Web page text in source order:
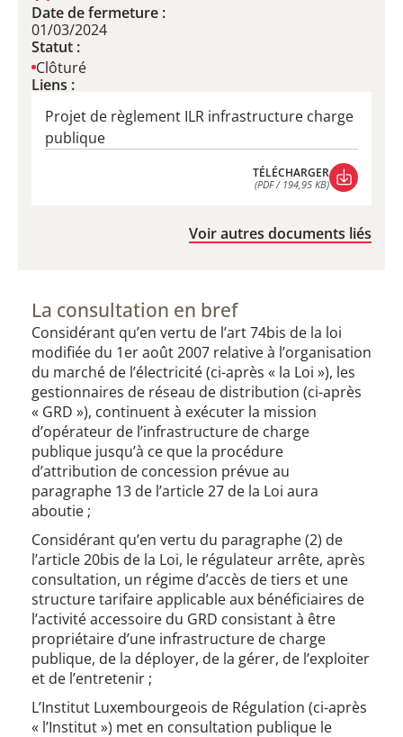
Date de fermeture :
01/03/2024
Statut :
Clôturé
Liens :
Projet de règlement ILR infrastructure charge
publique
TÉLÉCHARGER
(PDF / 194,95 KB)
Voir autres documents liés
La consultation en bref
Considérant qu’en vertu de l’art 74bis de la loi
modifiée du 1er août 2007 relative à l’organisation
du marché de l’électricité (ci-après « la Loi »), les
gestionnaires de réseau de distribution (ci-après
« GRD »), continuent à exécuter la mission
d’opérateur de l’infrastructure de charge
publique jusqu’à ce que la procédure
d’attribution de concession prévue au
paragraphe 13 de l’article 27 de la Loi aura
aboutie ;
Considérant qu’en vertu du paragraphe (2) de
l’article 20bis de la Loi, le régulateur arrête, après
consultation, un régime d’accès de tiers et une
structure tarifaire applicable aux bénéficiaires de
l’activité accessoire du GRD consistant à être
propriétaire d’une infrastructure de charge
publique, de la déployer, de la gérer, de l’exploiter
et de l’entretenir ;
L’Institut Luxembourgeois de Régulation (ci-après
« l’Institut ») met en consultation publique le